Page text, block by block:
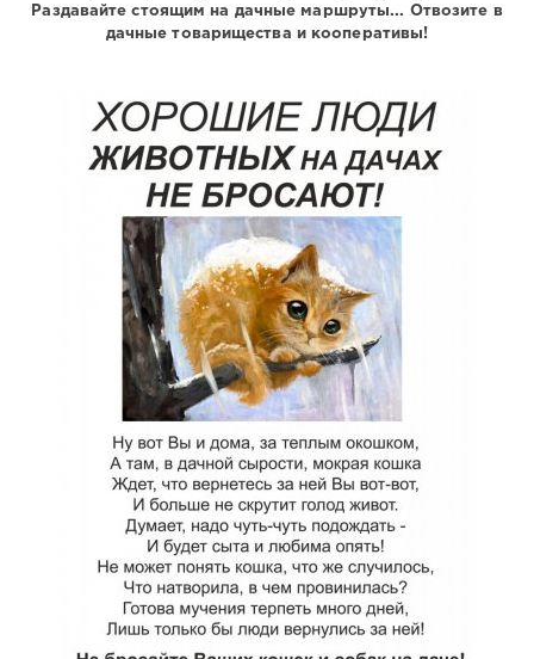
Раздавайте стоящим на дачные маршруты... Отвозите в
дачные товарищества и кооперативы!